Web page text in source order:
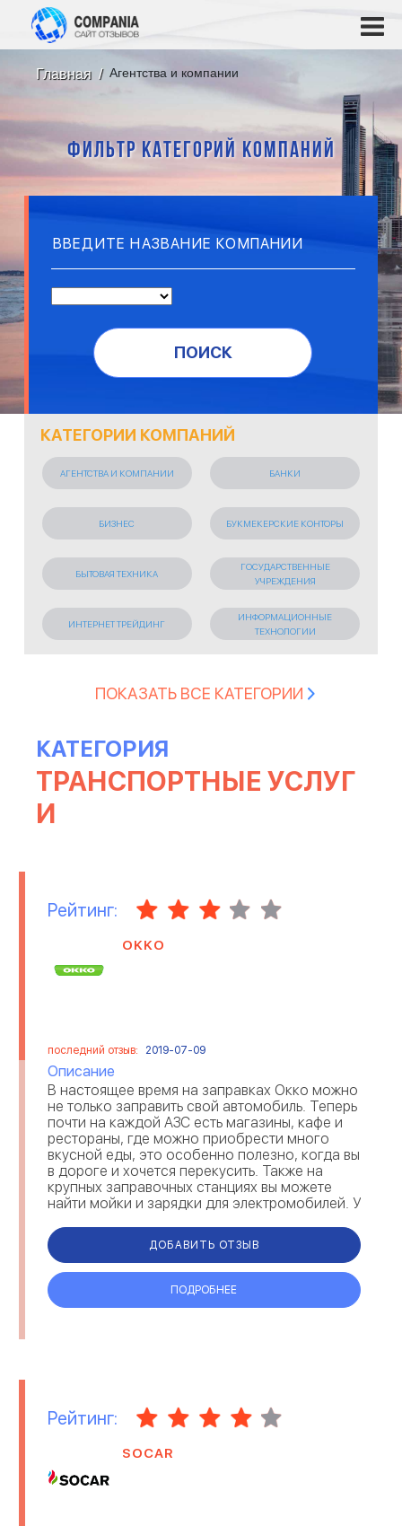
Главная Агентства и компании
ФИЛЬТР КАТЕГОРИЙ КОМПАНИЙ
ПОИСК
КАТЕГОРИИ КОМПАНИЙ
АГЕНТСТВА И КОМПАНИИ БАНКИ
БИЗНЕС БУКМЕКЕРСКИЕ КОНТОРЫ
БЫТОВАЯ ТЕХНИКА
ГОСУДАРСТВЕННЫЕ
УЧРЕЖДЕНИЯ
ИНТЕРНЕТ ТРЕЙДИНГ
ИНФОРМАЦИОННЫЕ
ТЕХНОЛОГИИ
ЛИЗИНГОВАЯ КОМПАНИЯ МАРКЕТИНГОВЫЕ АГЕНСТВА
ОТЗЫВЫ О РАБОТОДАТЕЛЯХ
ПИЩЕВАЯ
ИЗДАТЕЛЬСТВО
ПРОМЫШЛЕННОЕ
ПРОИЗВОДСТВО
РАБОТА ЗА ГРАНИЦЕЙ
РЕКЛАМА РЕМОНТ ТЕХНИКИ
СЕЛЬСКОЕ ХОЗЯЙСТВО СЕРВИСНЫЕ ЦЕНТРЫ
УБОРКА ПОМЕЩЕНИЙ ЭЛЕКТРОННЫЕ ПРИБОРЫ
ЮРИДИЧЕСКИЕ КОМПАНИИ
ПОКАЗАТЬ ВСЕ КАТЕГОРИИ
КАТЕГОРИЯ
ТРАНСПОРТНЫЕ УСЛУГ
И
Рейтинг:
OKKO
последний отзыв: 2019-07-09
Описание
В настоящее время на заправках Окко можно
не только заправить свой автомобиль. Теперь
почти на каждой АЗС есть магазины, кафе и
рестораны, где можно приобрести много
вкусной еды, это особенно полезно, когда вы
в дороге и хочется перекусить. Также на
крупных заправочных станциях вы можете
найти мойки и зарядки для электромобилей. У
ДОБАВИТЬ ОТЗЫВ
ПОДРОБНЕЕ
Рейтинг:
SOCAR